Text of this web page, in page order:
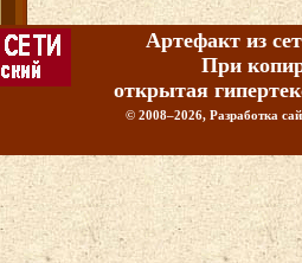
Артефакт из
При
открытая
© 2008–2026, Разработка